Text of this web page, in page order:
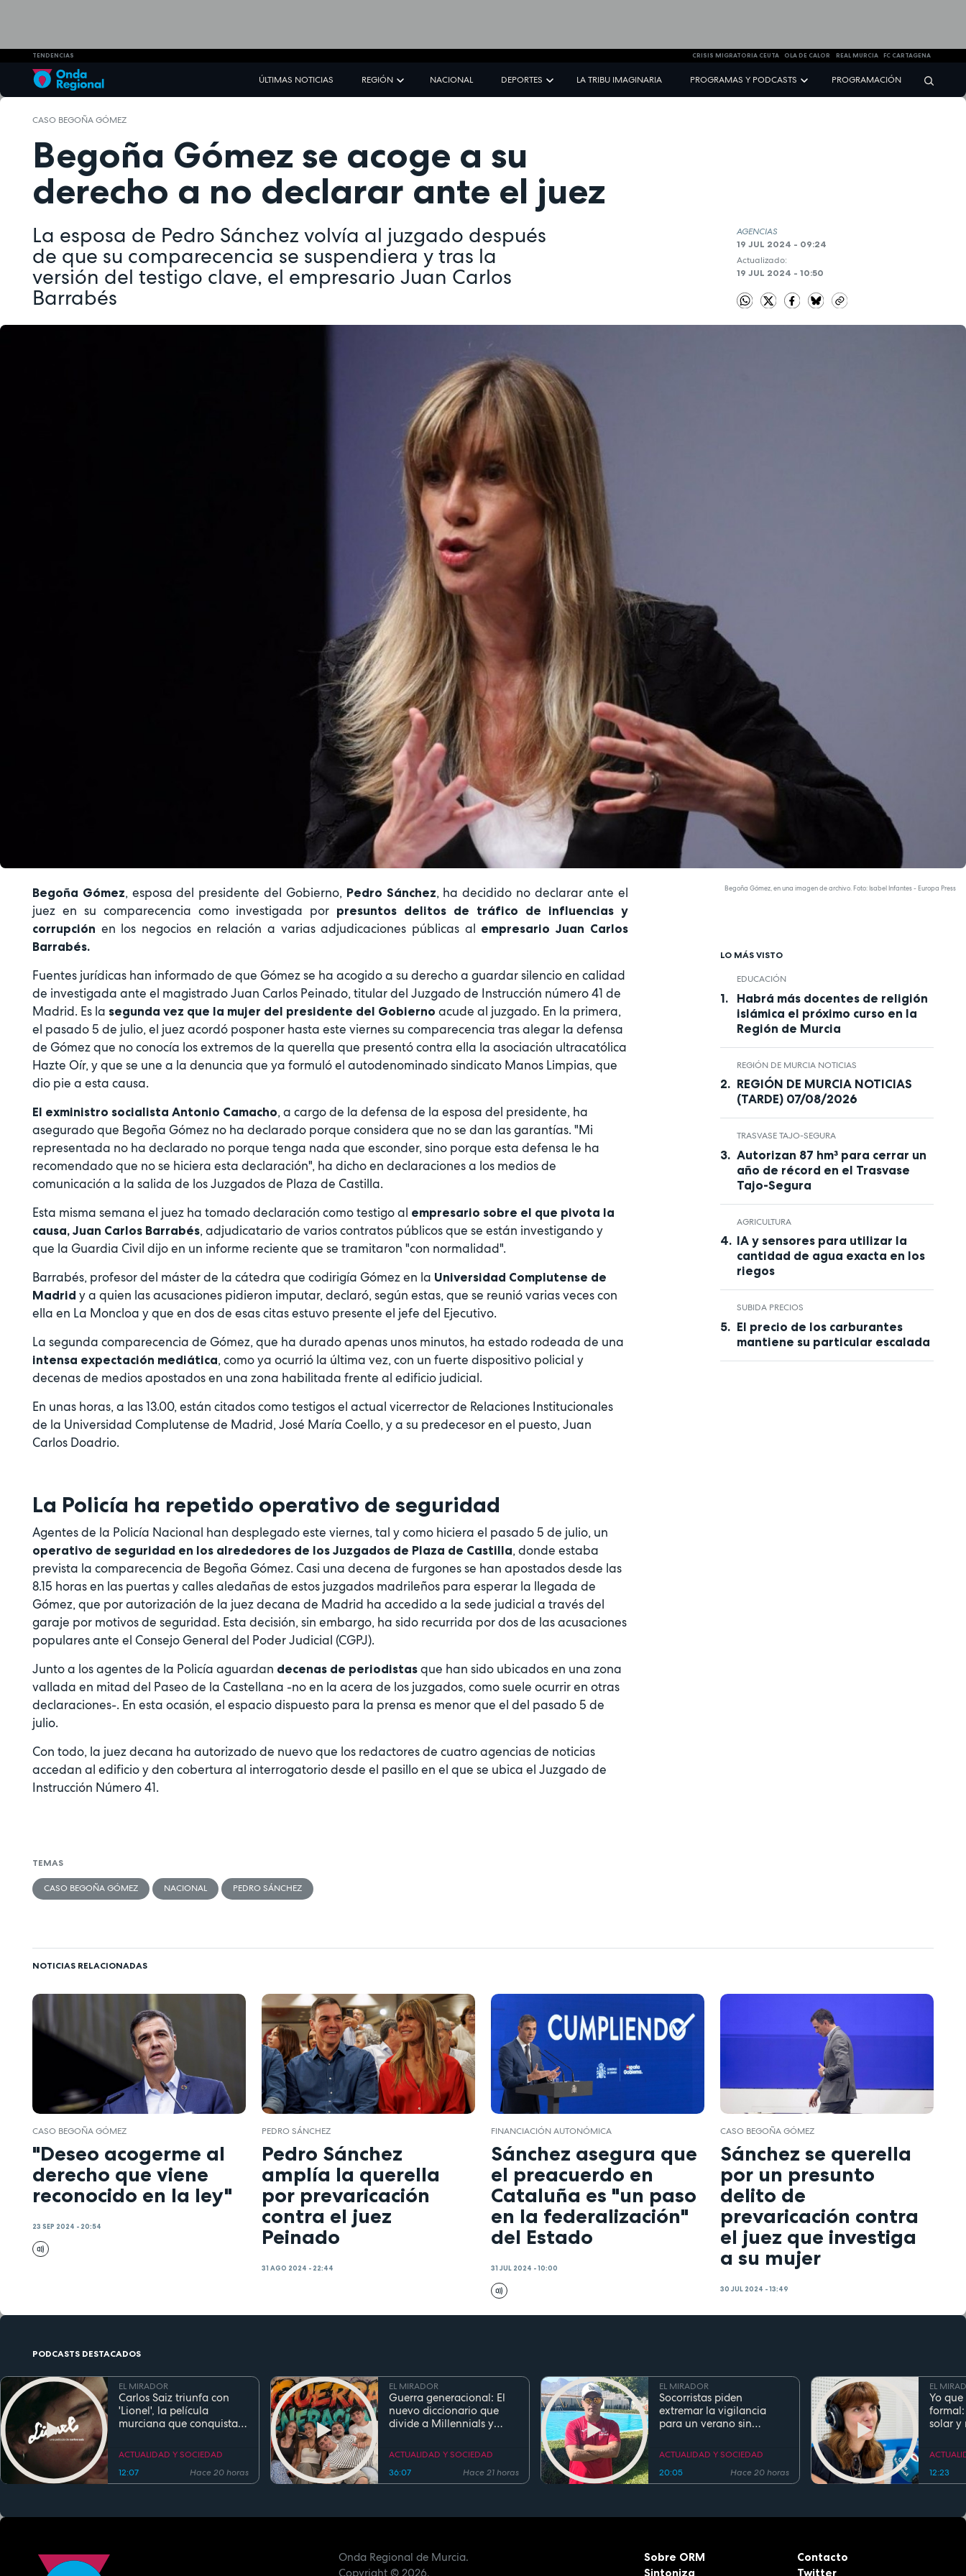
TENDENCIAS CRISIS MIGRATORIA CEUTA OLA DE CALOR REAL MURCIA FC CARTAGENA
ÚLTIMAS NOTICIAS REGIÓN NACIONAL DEPORTES LA TRIBU IMAGINARIA PROGRAMAS Y PODCASTS PROGRAMACIÓN
CASO BEGOÑA GÓMEZ
Begoña Gómez se acoge a su
derecho a no declarar ante el juez
La esposa de Pedro Sánchez volvía al juzgado después
de que su comparecencia se suspendiera y tras la
versión del testigo clave, el empresario Juan Carlos
Barrabés
AGENCIAS
19 JUL 2024 - 09:24
Actualizado:
19 JUL 2024 - 10:50
Begoña Gómez, en una imagen de archivo. Foto: Isabel Infantes - Europa Press
Begoña Gómez, esposa del presidente del Gobierno, Pedro Sánchez, ha decidido no declarar ante el
juez en su comparecencia como investigada por presuntos delitos de tráfico de influencias y
corrupción en los negocios en relación a varias adjudicaciones públicas al empresario Juan Carlos
Barrabés.
Fuentes jurídicas han informado de que Gómez se ha acogido a su derecho a guardar silencio en calidad
de investigada ante el magistrado Juan Carlos Peinado, titular del Juzgado de Instrucción número 41 de
Madrid. Es la segunda vez que la mujer del presidente del Gobierno acude al juzgado. En la primera,
el pasado 5 de julio, el juez acordó posponer hasta este viernes su comparecencia tras alegar la defensa
de Gómez que no conocía los extremos de la querella que presentó contra ella la asociación ultracatólica
Hazte Oír, y que se une a la denuncia que ya formuló el autodenominado sindicato Manos Limpias, que
dio pie a esta causa.
El exministro socialista Antonio Camacho, a cargo de la defensa de la esposa del presidente, ha
asegurado que Begoña Gómez no ha declarado porque considera que no se dan las garantías. "Mi
representada no ha declarado no porque tenga nada que esconder, sino porque esta defensa le ha
recomendado que no se hiciera esta declaración", ha dicho en declaraciones a los medios de
comunicación a la salida de los Juzgados de Plaza de Castilla.
Esta misma semana el juez ha tomado declaración como testigo al empresario sobre el que pivota la
causa, Juan Carlos Barrabés, adjudicatario de varios contratos públicos que se están investigando y
que la Guardia Civil dijo en un informe reciente que se tramitaron "con normalidad".
Barrabés, profesor del máster de la cátedra que codirigía Gómez en la Universidad Complutense de
Madrid y a quien las acusaciones pidieron imputar, declaró, según estas, que se reunió varias veces con
ella en La Moncloa y que en dos de esas citas estuvo presente el jefe del Ejecutivo.
La segunda comparecencia de Gómez, que ha durado apenas unos minutos, ha estado rodeada de una
intensa expectación mediática, como ya ocurrió la última vez, con un fuerte dispositivo policial y
decenas de medios apostados en una zona habilitada frente al edificio judicial.
En unas horas, a las 13.00, están citados como testigos el actual vicerrector de Relaciones Institucionales
de la Universidad Complutense de Madrid, José María Coello, y a su predecesor en el puesto, Juan
Carlos Doadrio.
La Policía ha repetido operativo de seguridad
Agentes de la Policía Nacional han desplegado este viernes, tal y como hiciera el pasado 5 de julio, un
operativo de seguridad en los alrededores de los Juzgados de Plaza de Castilla, donde estaba
prevista la comparecencia de Begoña Gómez. Casi una decena de furgones se han apostados desde las
8.15 horas en las puertas y calles aledañas de estos juzgados madrileños para esperar la llegada de
Gómez, que por autorización de la juez decana de Madrid ha accedido a la sede judicial a través del
garaje por motivos de seguridad. Esta decisión, sin embargo, ha sido recurrida por dos de las acusaciones
populares ante el Consejo General del Poder Judicial (CGPJ).
Junto a los agentes de la Policía aguardan decenas de periodistas que han sido ubicados en una zona
vallada en mitad del Paseo de la Castellana -no en la acera de los juzgados, como suele ocurrir en otras
declaraciones-. En esta ocasión, el espacio dispuesto para la prensa es menor que el del pasado 5 de
julio.
Con todo, la juez decana ha autorizado de nuevo que los redactores de cuatro agencias de noticias
accedan al edificio y den cobertura al interrogatorio desde el pasillo en el que se ubica el Juzgado de
Instrucción Número 41.
TEMAS
CASO BEGOÑA GÓMEZ NACIONAL PEDRO SÁNCHEZ
LO MÁS VISTO
EDUCACIÓN
Habrá más docentes de religión
islámica el próximo curso en la
Región de Murcia
REGIÓN DE MURCIA NOTICIAS
REGIÓN DE MURCIA NOTICIAS
(TARDE) 07/08/2026
TRASVASE TAJO-SEGURA
Autorizan 87 hm³ para cerrar un
año de récord en el Trasvase
Tajo-Segura
AGRICULTURA
IA y sensores para utilizar la
cantidad de agua exacta en los
riegos
SUBIDA PRECIOS
El precio de los carburantes
mantiene su particular escalada
NOTICIAS RELACIONADAS
CASO BEGOÑA GÓMEZ
"Deseo acogerme al
derecho que viene
reconocido en la ley"
23 SEP 2024 - 20:54
PEDRO SÁNCHEZ
Pedro Sánchez
amplía la querella
por prevaricación
contra el juez
Peinado
31 AGO 2024 - 22:44
FINANCIACIÓN AUTONÓMICA
Sánchez asegura que
el preacuerdo en
Cataluña es "un paso
en la federalización"
del Estado
31 JUL 2024 - 10:00
CASO BEGOÑA GÓMEZ
Sánchez se querella
por un presunto
delito de
prevaricación contra
el juez que investiga
a su mujer
30 JUL 2024 - 13:49
PODCASTS DESTACADOS
EL MIRADOR
Carlos Saiz triunfa con
'Lionel', la película
murciana que conquista
estreno
ACTUALIDAD Y SOCIEDAD
12:07
Hace 20 horas
EL MIRADOR
Guerra generacional: El
nuevo diccionario que
divide a Millennials y
ACTUALIDAD Y SOCIEDAD
36:07
Hace 21 horas
EL MIRADOR
Socorristas piden
extremar la vigilancia
para un verano sin
regla de los 5 segundos
ACTUALIDAD Y SOCIEDAD
20:05
Hace 20 horas
EL
Yo
solar y
12:23
Onda Regional de Murcia.
Copyright© 2026.
Sobre ORM
Sintoniza
Contacto
Twitter